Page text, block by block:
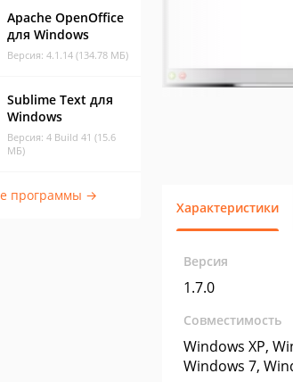
Apache OpenOffice
для Windows
Версия: 4.1.14 (134.78 МБ)
Sublime Text для
Windows
Версия: 4 Build 41 (15.6
МБ)
программы →
Характеристики
Версия
1.7.0
Совместимость
Windows XP,
Windows 7,